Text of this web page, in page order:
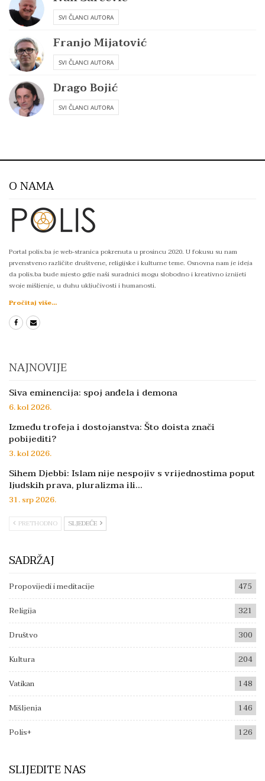
SVI ČLANCI AUTORA
Franjo Mijatović
SVI ČLANCI AUTORA
Drago Bojić
SVI ČLANCI AUTORA
O NAMA
Portal polis.ba je web-stranica pokrenuta u prosincu 2020. U fokusu su nam
prvenstveno različite društvene, religijske i kulturne teme. Osnovna nam je ideja
da polis.ba bude mjesto gdje naši suradnici mogu slobodno i kreativno iznijeti
svoje mišljenje, u duhu uključivosti i humanosti.
Pročitaj više...
NAJNOVIJE
Siva eminencija: spoj anđela i demona
6. kol 2026.
Između trofeja i dostojanstva: Što doista znači
pobijediti?
3. kol 2026.
Sihem Djebbi: Islam nije nespojiv s vrijednostima poput
ljudskih prava, pluralizma ili…
31. srp 2026.
PRETHODNO SLJEDEĆE
SADRŽAJ
Propovijedi i meditacije
475
Religija
321
Društvo
300
Kultura
204
Vatikan
148
Mišljenja
146
Polis+
126
SLIJEDITE NAS